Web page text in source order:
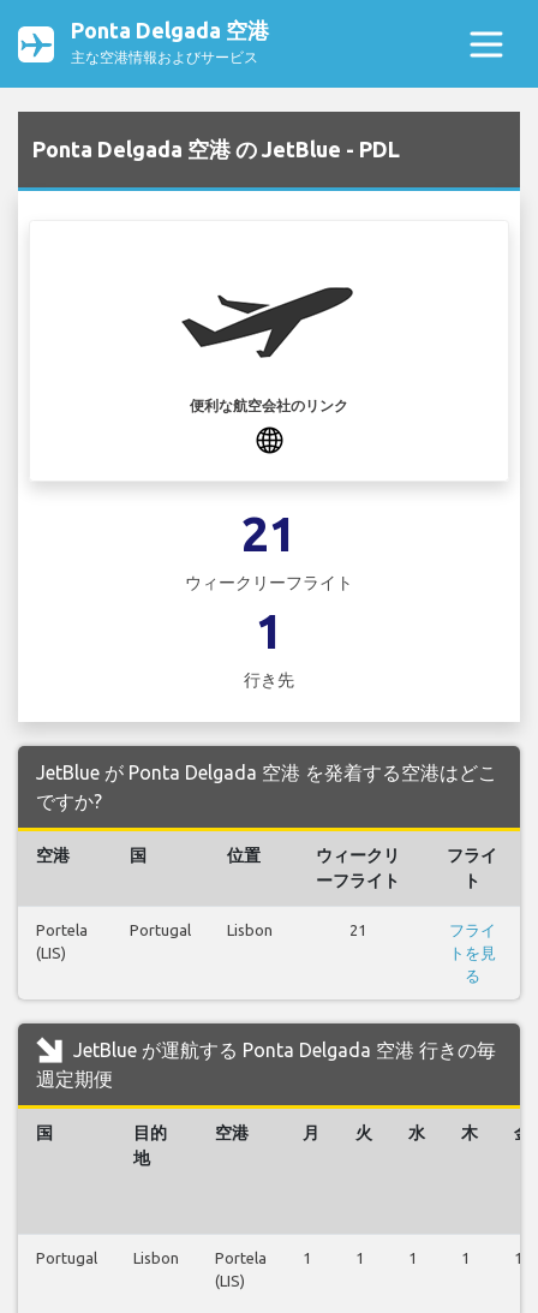
Ponta Delgada 空港
主な空港情報およびサービス
Ponta Delgada 空港 の JetBlue - PDL
便利な航空会社のリンク
21
ウィークリーフライト
1
行き先
JetBlue が Ponta Delgada 空港 を発着する空港はどこ
ですか?
空港 国 位置
ウィークリ
ーフライト
フライ
ト
Portela
(LIS)
Portugal Lisbon 21
フライ
トを見
る
JetBlue が運航する Ponta Delgada 空港 行きの毎
週定期便
国
目的
地
空港 月 火 水 木 金
Portugal Lisbon
Portela
(LIS)
1 1 1 1 1